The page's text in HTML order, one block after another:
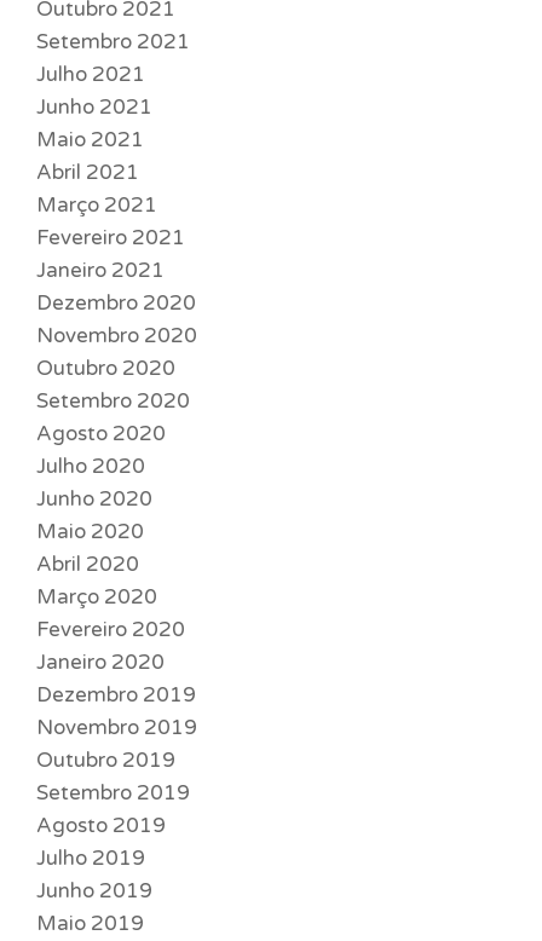
Outubro 2021
Setembro 2021
Julho 2021
Junho 2021
Maio 2021
Abril 2021
Março 2021
Fevereiro 2021
Janeiro 2021
Dezembro 2020
Novembro 2020
Outubro 2020
Setembro 2020
Agosto 2020
Julho 2020
Junho 2020
Maio 2020
Abril 2020
Março 2020
Fevereiro 2020
Janeiro 2020
Dezembro 2019
Novembro 2019
Outubro 2019
Setembro 2019
Agosto 2019
Julho 2019
Junho 2019
Maio 2019